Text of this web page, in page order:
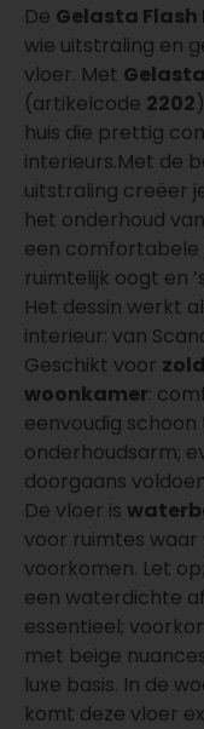
De Gelasta
wie uitstraling en
vloer. Met
(artikelcode 2202
huis die prettig
interieurs.Met de
uitstraling creëer
het onderhoud
een comfortabele
ruimtelijk oogt en
Het dessin werkt
interieur: van
Geschikt voor
woonkamer:
eenvoudig schoon
onderhoudsarm;
doorgaans
De vloer is
voor ruimtes
voorkomen. Let
een waterdichte
essentieel;
met beige
luxe basis. In de
komt deze vloer